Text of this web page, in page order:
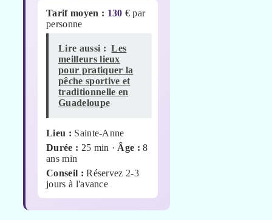
Tarif moyen : 130 € par
personne
Lire aussi : Les
meilleurs lieux
pour pratiquer la
pêche sportive et
traditionnelle en
Guadeloupe
Lieu : Sainte-Anne
Durée : 25 min · Âge : 8
ans min
Conseil : Réservez 2-3
jours à l'avance